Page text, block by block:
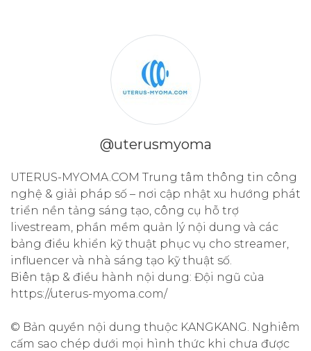
@uterusmyoma
UTERUS-MYOMA.COM Trung tâm thông tin công
nghệ & giải pháp số – nơi cập nhật xu hướng phát
triển nền tảng sáng tạo, công cụ hỗ trợ
livestream, phần mềm quản lý nội dung và các
bảng điều khiển kỹ thuật phục vụ cho streamer,
influencer và nhà sáng tạo kỹ thuật số.
Biên tập & điều hành nội dung: Đội ngũ của
https://uterus-myoma.com/
© Bản quyền nội dung thuộc KANGKANG. Nghiêm
cấm sao chép dưới mọi hình thức khi chưa được